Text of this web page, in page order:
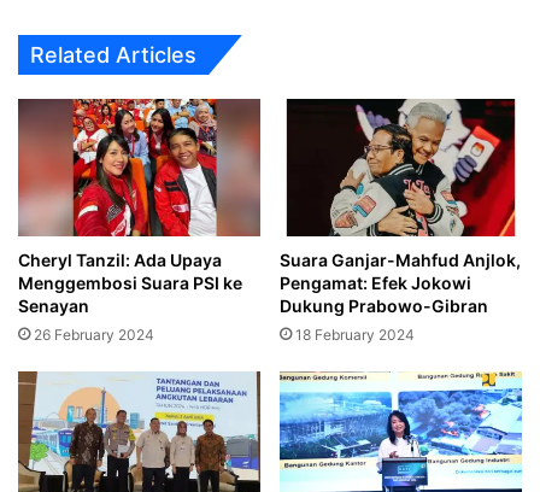
Contemporary
Smart
Related Articles
Cheryl Tanzil: Ada Upaya
Menggembosi Suara PSI ke
Senayan
26 February 2024
Suara Ganjar-Mahfud Anjlok,
Pengamat: Efek Jokowi
Dukung Prabowo-Gibran
18 February 2024